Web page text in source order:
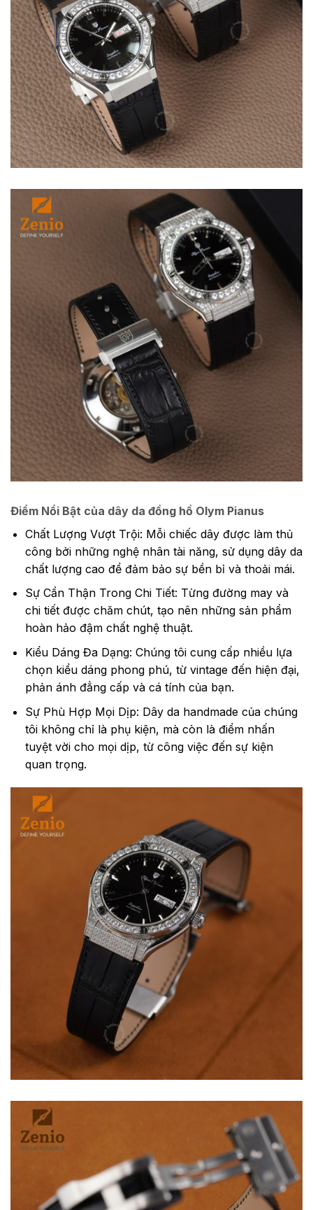
Điểm Nổi Bật của dây da đồng hồ Olym Pianus
Chất Lượng Vượt Trội: Mỗi chiếc dây được làm thủ
công bởi những nghệ nhân tài năng, sử dụng dây da
chất lượng cao để đảm bảo sự bền bỉ và thoải mái.
Sự Cẩn Thận Trong Chi Tiết: Từng đường may và
chi tiết được chăm chút, tạo nên những sản phẩm
hoàn hảo đậm chất nghệ thuật.
Kiểu Dáng Đa Dạng: Chúng tôi cung cấp nhiều lựa
chọn kiểu dáng phong phú, từ vintage đến hiện đại,
phản ánh đẳng cấp và cá tính của bạn.
Sự Phù Hợp Mọi Dịp: Dây da handmade của chúng
tôi không chỉ là phụ kiện, mà còn là điểm nhấn
tuyệt vời cho mọi dịp, từ công việc đến sự kiện
quan trọng.